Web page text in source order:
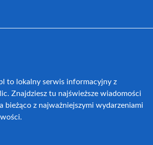
to lokalny serwis informacyjny z
Znajdziesz tu najświeższe wiadomości
bieżąco z najważniejszymi wydarzeniami